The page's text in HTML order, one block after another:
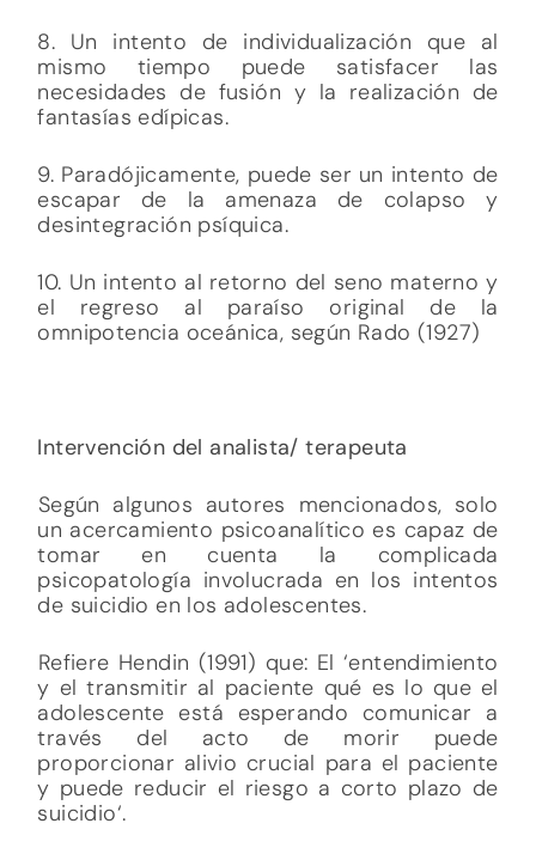
8. Un intento de individualización que al
mismo tiempo puede satisfacer las
necesidades de fusión y la realización de
fantasías edípicas.
9. Paradójicamente, puede ser un intento de
escapar de la amenaza de colapso y
desintegración psíquica.
10. Un intento al retorno del seno materno y
el regreso al paraíso original de la
omnipotencia oceánica, según Rado (1927)
Intervención del analista/ terapeuta
Según algunos autores mencionados, solo
un acercamiento psicoanalítico es capaz de
tomar en cuenta la complicada
psicopatología involucrada en los intentos
de suicidio en los adolescentes.
Refiere Hendin (1991) que: El ‘entendimiento
y el transmitir al paciente qué es lo que el
adolescente está esperando comunicar a
través del acto de morir puede
proporcionar alivio crucial para el paciente
y puede reducir el riesgo a corto plazo de
suicidio‘.